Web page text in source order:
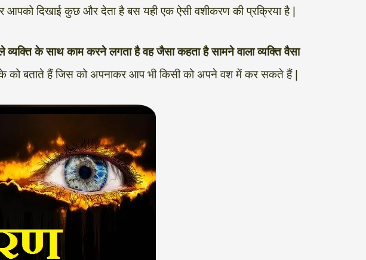
दिखाई कुछ और देता है बस यही एक ऐसी वशीकरण की प्रक्रिया है |
के साथ काम करने लगता है वह जैसा कहता है सामने वाला व्यक्ति वैसा
बताते हैं जिस को अपनाकर आप भी किसी को अपने वश में कर सकते हैं |